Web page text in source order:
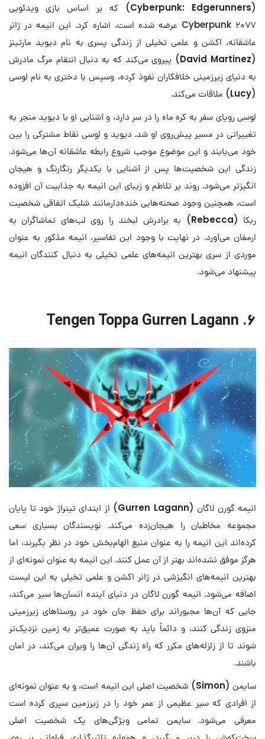
(
Cyberpunk: Edgerunners) که بر اساس بازی ویدئویی
Cyberpunk ۲۰۷۷ عرضه شده است، اشاره کرد. این انیمه در ژانر
عاشقانه، اکشن و علمی تخیلی از زندگی پسری به نام دیوید مارتینز
(
David Martinez) پیروی می‌کند که به دنبال انتقام مرگ مادرش
به دنیای زیرزمینی خلافکاران نفوذ کرده، وسپس با دختری به نام لوسی
(
Lucy) ملاقات می‌کند.
لوسی رویای سفر به کره ماه را در سر دارد، و آشنایی او با دیوید منجر به
تغییراتی در مسیر پیش‌روی او شد. دیوید و لوسی نقاط مشترکی را بین
خود می‌یابند و این موضوع موجب شروع رابطه عاشقانه آن‌ها می‌شود.
زندگی این شخصیت‌ها پس از آشنایی با یکدیگر رنگارنگ و هیجان
انگیزتر می‌شود. روند پر تلاطم و زیبای این انیمه به جذابیت آن افزوده
است، همچنین وجود صحنه‌هایی خنده‌دارمانند شلیک اتفاقی شخصیت
ربکا (Rebecca) به برادرش لبخند را روی لب‌های تماشاگران به
ارمغان می‌آورد. در نهایت با وجود این تفاسیر، انیمه مذکور به عنوان
موردی از سری بهترین انیمه‌های علمی تخیلی به دنبال کنندگان انیمه
پیشنهاد می‌شود.
۶. Tengen Toppa Gurren Lagann
انیمه گورن لاگان (Gurren Lagann) از ابتدای تیتراژ خود تا پایان
مجموعه مخاطبان را هیجان‌زده می‌کند. نویسندگان بسیاری سعی
کرده‌اند این انیمه را به عنوان منبع الهام‌بخش خود در نظر بگیرند، اما
هرگز موفق نشده‌اند بهتر از آن عمل کنند. این انیمه به عنوان نمونه‌ای از
بهترین انیمه‌‌های انگیزشی در ژانر اکشن و علمی تخیلی به این لیست
اضافه می‌شود. انیمه گورن لاگان در دنیای آینده انسان‌ها سیر می‌کند،
جایی که آن‌ها مجبور‌اند برای حفظ جان خود در روستاهای زیرزمینی
منزوی زندگی کنند، و دائماً باید به صورت عمیق‌تر به زمین نزدیک‌تر
شوند تا از زلزله‌های مکرر که راه زندگی آن‌ها را ویران می‌کند، در امان
باشند.
سایمن (Simon) شخصیت اصلی این انیمه است، و به عنوان نمونه‌ای
از افرادی که سیر عظیمی از عمر خود را در زیرزمین سپری کرده است
معرفی می‌شود. سایمن تمامی ویژگی‌های یک شخصیت اصلی